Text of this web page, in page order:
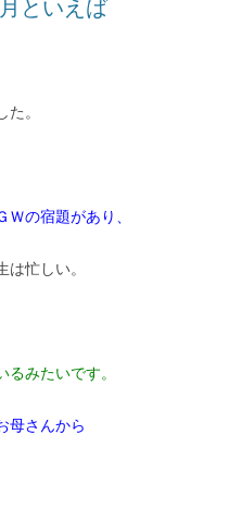
といえば
。
の宿題があり、
忙しい。
みたいです。
母さんから